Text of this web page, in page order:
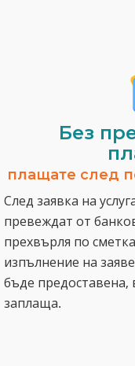
Без
плащате след
След заявка на
превеждат от
прехвърля по
изпълнение на
бъде предоставена,
заплаща.